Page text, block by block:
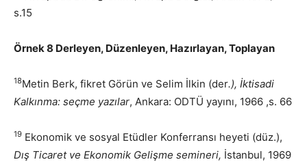
s.15
Örnek 8 Derleyen, Düzenleyen, Hazırlayan, Toplayan
18Metin Berk, fikret Görün ve Selim İlkin (der.), İktisadi
Kalkınma: seçme yazılar, Ankara: ODTÜ yayını, 1966 ,s. 66
19 Ekonomik ve sosyal Etüdler Konferransı heyeti (düz.),
Dış Ticaret ve Ekonomik Gelişme semineri, İstanbul, 1969